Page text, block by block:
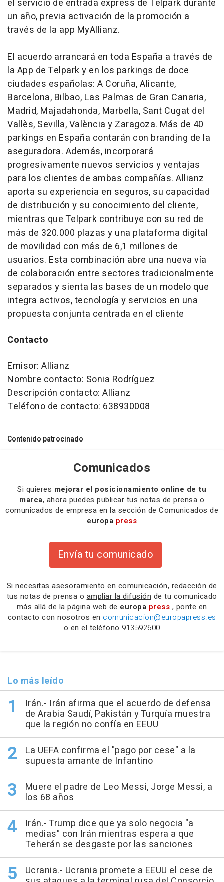
el servicio de entrada express de Telpark durante
un año, previa activación de la promoción a
través de la app MyAllianz.
El acuerdo arrancará en toda España a través de
la App de Telpark y en los parkings de doce
ciudades españolas: A Coruña, Alicante,
Barcelona, Bilbao, Las Palmas de Gran Canaria,
Madrid, Majadahonda, Marbella, Sant Cugat del
Vallès, Sevilla, València y Zaragoza. Más de 40
parkings en España contarán con branding de la
aseguradora. Además, incorporará
progresivamente nuevos servicios y ventajas
para los clientes de ambas compañías. Allianz
aporta su experiencia en seguros, su capacidad
de distribución y su conocimiento del cliente,
mientras que Telpark contribuye con su red de
más de 320.000 plazas y una plataforma digital
de movilidad con más de 6,1 millones de
usuarios. Esta combinación abre una nueva vía
de colaboración entre sectores tradicionalmente
separados y sienta las bases de un modelo que
integra activos, tecnología y servicios en una
propuesta conjunta centrada en el cliente
Contacto
Emisor: Allianz
Nombre contacto: Sonia Rodríguez
Descripción contacto: Allianz
Teléfono de contacto: 638930008
Contenido patrocinado
Comunicados
Si quieres mejorar el posicionamiento online de tu
marca, ahora puedes publicar tus notas de prensa o
comunicados de empresa en la sección de Comunicados de
europa press
Envía tu comunicado
Si necesitas asesoramiento en comunicación, redacción de
tus notas de prensa o ampliar la difusión de tu comunicado
más allá de la página web de europa press , ponte en
contacto con nosotros en comunicacion@europapress.es
o en el teléfono 913592600
Lo más leído
Irán.- Irán afirma que el acuerdo de defensa
de Arabia Saudí, Pakistán y Turquía muestra
que la región no confía en EEUU
La UEFA confirma el "pago por cese" a la
supuesta amante de Infantino
Muere el padre de Leo Messi, Jorge Messi, a
los 68 años
Irán.- Trump dice que ya solo negocia "a
medias" con Irán mientras espera a que
Teherán se desgaste por las sanciones
Ucrania.- Ucrania promete a EEUU el cese de